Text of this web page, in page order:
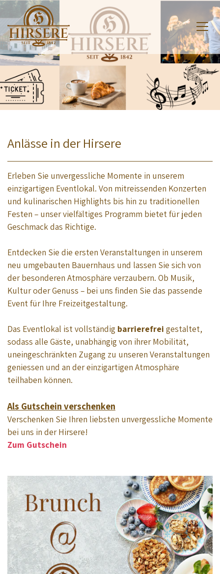
Anlässe in der Hirsere
Erleben Sie unvergessliche Momente in unserem
einzigartigen Eventlokal. Von mitreissenden Konzerten
und kulinarischen Highlights bis hin zu traditionellen
Festen – unser vielfältiges Programm bietet für jeden
Geschmack das Richtige.
Entdecken Sie die ersten Veranstaltungen in unserem
neu umgebauten Bauernhaus und lassen Sie sich von
der besonderen Atmosphäre verzaubern. Ob Musik,
Kultur oder Genuss – bei uns finden Sie das passende
Event für Ihre Freizeitgestaltung.
Das Eventlokal ist vollständig barrierefrei gestaltet,
sodass alle Gäste, unabhängig von ihrer Mobilität,
uneingeschränkten Zugang zu unseren Veranstaltungen
geniessen und an der einzigartigen Atmosphäre
teilhaben können.
Als Gutschein verschenken
Verschenken Sie Ihren liebsten unvergessliche Momente
bei uns in der Hirsere!
Zum Gutschein